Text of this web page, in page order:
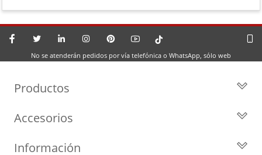
No se atenderán pedidos por vía telefónica o WhatsApp, sólo web
Productos
Turbos por Marca
Accesorios
Información